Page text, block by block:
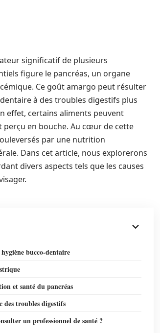
significatif de plusieurs
figure le pancréas, un organe
Ce goût amargo peut résulter
à des troubles digestifs plus
effet, certains aliments peuvent
en bouche. Au cœur de cette
par une nutrition
Dans cet article, nous explorerons
divers aspects tels que les causes
bucco-dentaire
et santé du pancréas
des troubles digestifs
un professionnel de santé ?